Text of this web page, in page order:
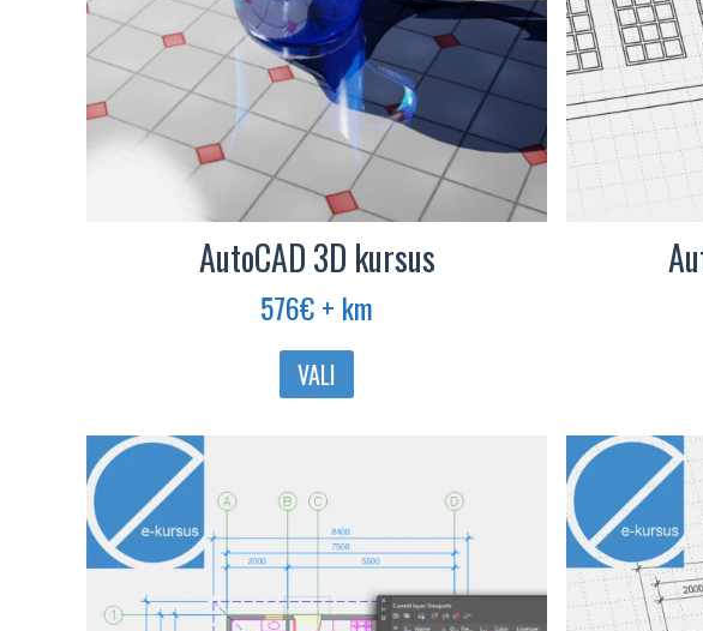
AutoCAD 3D kursus
576€+ km
VALI
Sellel
saab
tootelehel.